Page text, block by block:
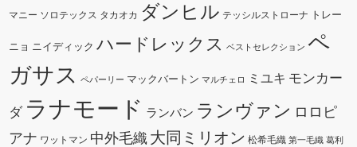
マニー ソロテックス タカオカ ダンヒル テッシルストローナ トレー
ニョ ニイディック ハードレックス ベストセレクション ペ
ガサス
ペパーリー マックバートン マルチェロ ミユキ モンカー
ダ ラナモード ランバン ランヴァン ロロピ
アナ ワットマン 中外毛織大同ミリオン 松希毛織 第一毛織 葛利